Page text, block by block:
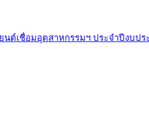
ต์เชื่อมอุตสาหกรรมฯ ประจำปีงบปร